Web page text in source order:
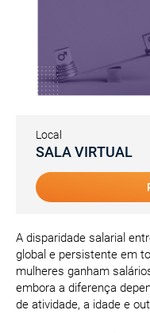
Local
SALA VIRTUAL
A disparidade salarial
global e persistente em
mulheres ganham
embora a diferença
de atividade, a idade e